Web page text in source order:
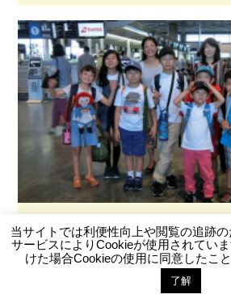
夏休みにおすすめ！小・中学生向け
の魅力に迫る！
2019年4月20日
スイスは一流ボーディングスクー
寮制学校の最前線！ 世界中からエ
当サイトでは利便性向上や閲覧の追跡
サービスによりCookieが使用されてい
けた場合Cookieの使用に同意したこと
了解